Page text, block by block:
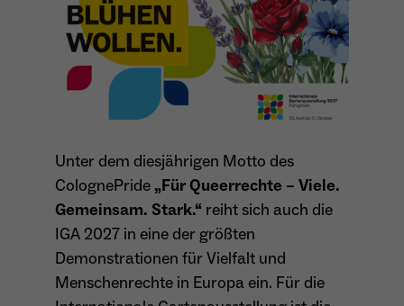
Name PHPSESSID
Session Cookies
Laufzeit
Webseite wieder gelöscht
Zweck
PHPs Standard Sitzungs-Identifikation
Anbieter Matomo
Laufzeit 13 Monate
Dient zur anonymen Wiedererkennung eines
Name _pk_ses*
Anbieter Matomo
Laufzeit 30 Minuten
Aktivierung Mehrsprachigkeit
Diese Cookies ermöglichen die automatische Übersetzung
der Website-Inhalte durch GTranslate.
Anbieter GTranslate Inc.
Laufzeit 1 Jahr
Zweck
Speichert die vom Nutzer gewählte Sprache
für die automatische Übersetzung der
Website.
Unter dem diesjährigen Motto des
ColognePride „Für Queerrechte – Viele.
Gemeinsam. Stark.“ reiht sich auch die
IGA 2027 in eine der größten
Demonstrationen für Vielfalt und
Menschenrechte in Europa ein. Für die